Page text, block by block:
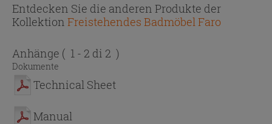
Entdecken Sie die anderen Produkte der
Kollektion Freistehendes Badmöbel Faro
Anhänge ( 1 - 2 di 2 )
Dokumente
Technical Sheet
Manual